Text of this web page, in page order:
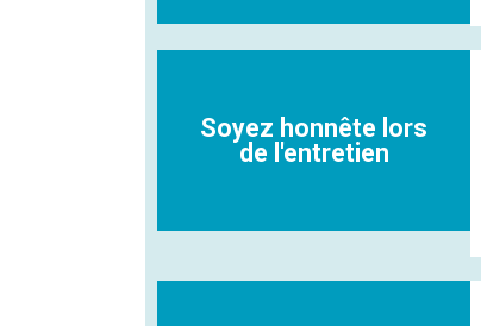
Soyez honnête lors
de l'entretien​